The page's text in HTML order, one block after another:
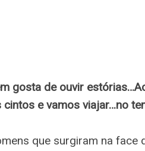
gosta de ouvir
cintos e vamos viajar…no
que surgiram na face